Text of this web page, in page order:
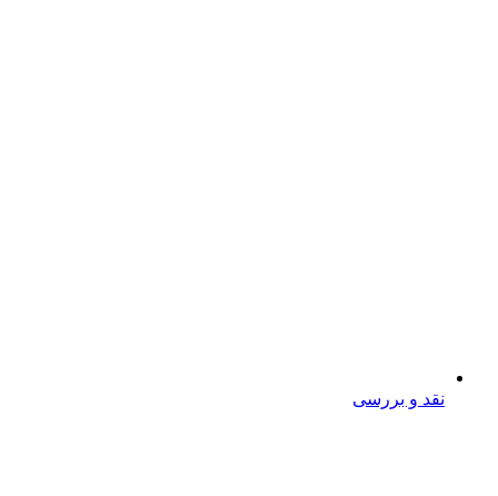
نقد و بررسی